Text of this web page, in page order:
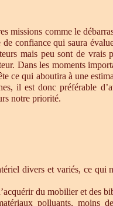
missions comme le
confiance qui saura
mais peu sont de vrais
Dans les moments
ce qui aboutira à une
il est donc préférable
notre priorité.
divers et variés, ce qui
du mobilier et des
polluants, moins